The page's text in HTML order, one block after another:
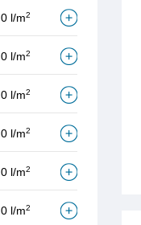
0 l/m2
0 l/m2
0 l/m2
0 l/m2
0 l/m2
0 l/m2